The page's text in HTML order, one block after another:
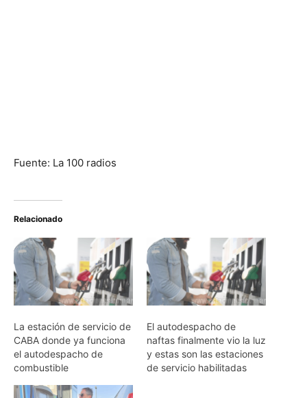
Fuente: La 100 radios
Relacionado
La estación de servicio de
CABA donde ya funciona
el autodespacho de
combustible
El autodespacho de
naftas finalmente vio la luz
y estas son las estaciones
de servicio habilitadas